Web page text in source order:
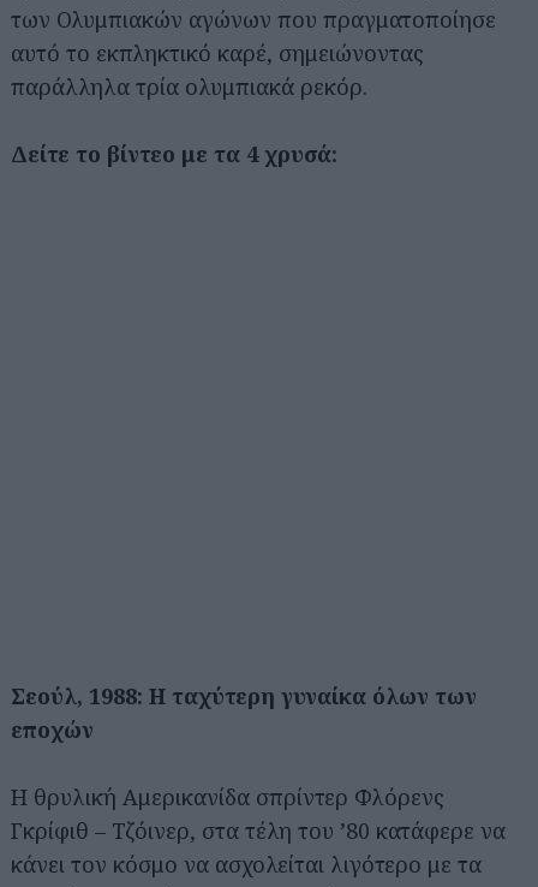
των Ολυμπιακών αγώνων που πραγματοποίησε
αυτό το εκπληκτικό καρέ, σημειώνοντας
παράλληλα τρία ολυμπιακά ρεκόρ.
Δείτε το βίντεο με τα 4 χρυσά:
Σεούλ, 1988: Η ταχύτερη γυναίκα όλων των
εποχών
Η θρυλική Αμερικανίδα σπρίντερ Φλόρενς
Γκρίφιθ – Τζόινερ, στα τέλη του ’80 κατάφερε να
κάνει τον κόσμο να ασχολείται λιγότερο με τα